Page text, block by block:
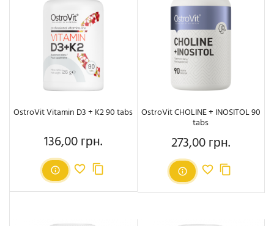
OstroVit Vitamin D3 + K2 90 tabs
Ціна
136,00 грн.
OstroVit CHOLINE + INOSITOL 90
tabs
Ціна
273,00 грн.